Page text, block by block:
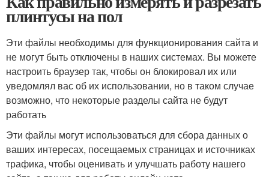
плинтусы на пол
Эти файлы необходимы для функционирования сайта и
не могут быть отключены в наших системах. Вы можете
настроить браузер так, чтобы он блокировал их или
уведомлял вас об их использовании, но в таком случае
возможно, что некоторые разделы сайта не будут
работать
Эти файлы могут использоваться для сбора данных о
ваших интересах, посещаемых страницах и источниках
трафика, чтобы оценивать и улучшать работу нашего